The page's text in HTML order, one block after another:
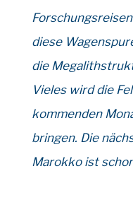
diese
die
Vieles wird die
kommenden
bringen. Die
Marokko ist